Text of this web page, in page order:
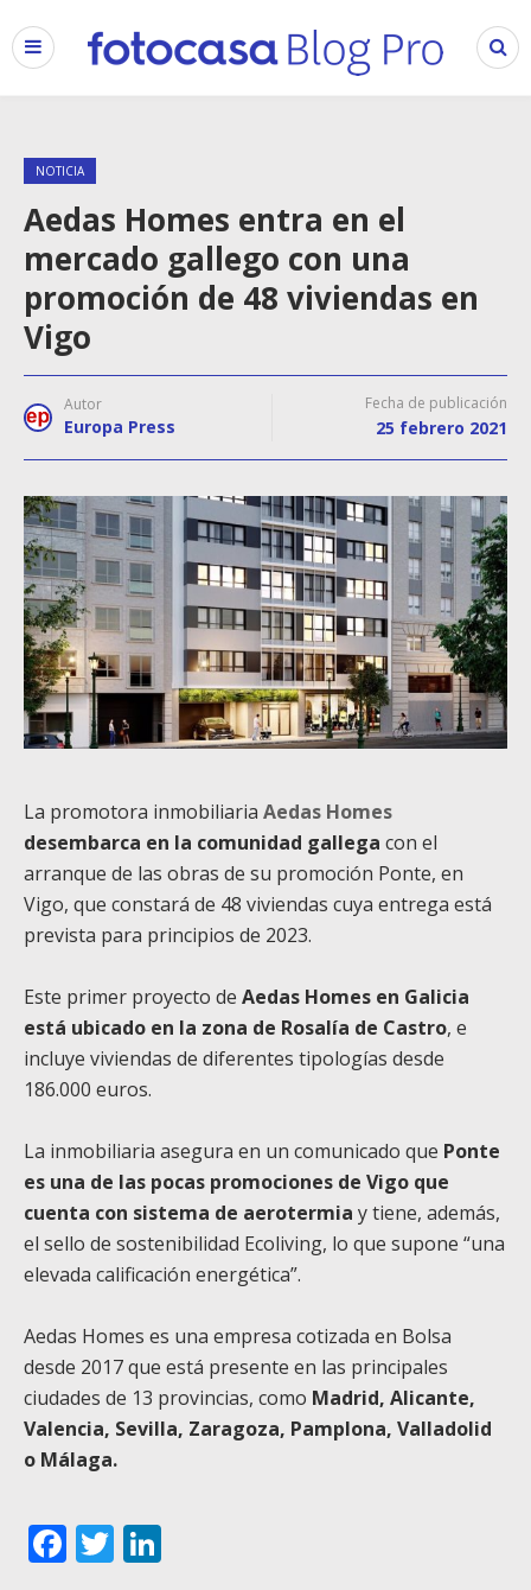
NOTICIA
Aedas Homes entra en el
mercado gallego con una
promoción de 48 viviendas en
Vigo
Autor
Europa Press
Fecha de publicación
25 febrero 2021
La promotora inmobiliaria Aedas Homes
desembarca en la comunidad gallega con el
arranque de las obras de su promoción Ponte, en
Vigo, que constará de 48 viviendas cuya entrega está
prevista para principios de 2023.
Este primer proyecto de Aedas Homes en Galicia
está ubicado en la zona de Rosalía de Castro, e
incluye viviendas de diferentes tipologías desde
186.000 euros.
La inmobiliaria asegura en un comunicado que Ponte
es una de las pocas promociones de Vigo que
cuenta con sistema de aerotermia y tiene, además,
el sello de sostenibilidad Ecoliving, lo que supone “una
elevada calificación energética”.
Aedas Homes es una empresa cotizada en Bolsa
desde 2017 que está presente en las principales
ciudades de 13 provincias, como Madrid, Alicante,
Valencia, Sevilla, Zaragoza, Pamplona, Valladolid
o Málaga.
Facebook
Twitter